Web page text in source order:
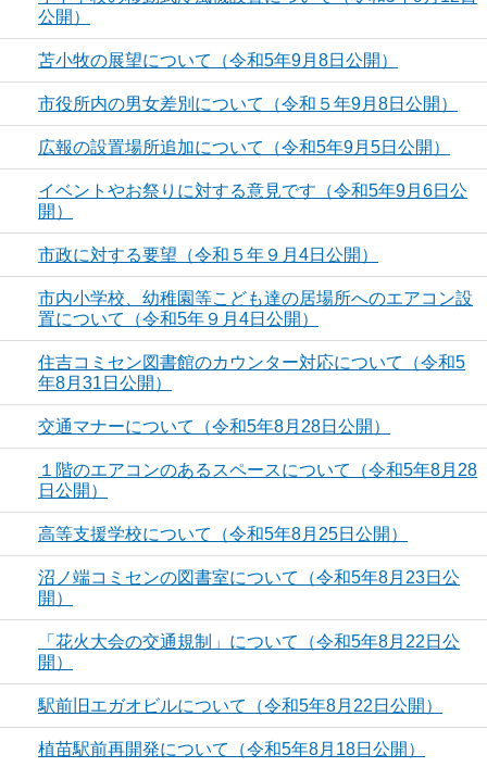
公開）
苫小牧の展望について（令和5年9月8日公開）
市役所内の男女差別について（令和５年9月8日公開）
広報の設置場所追加について（令和5年9月5日公開）
イベントやお祭りに対する意見です（令和5年9月6日公
開）
市政に対する要望（令和５年９月4日公開）
市内小学校、幼稚園等こども達の居場所へのエアコン設
置について（令和5年９月4日公開）
住吉コミセン図書館のカウンター対応について（令和5
年8月31日公開）
交通マナーについて（令和5年8月28日公開）
１階のエアコンのあるスペースについて（令和5年8月28
日公開）
高等支援学校について（令和5年8月25日公開）
沼ノ端コミセンの図書室について（令和5年8月23日公
開）
「花火大会の交通規制」について（令和5年8月22日公
開）
駅前旧エガオビルについて（令和5年8月22日公開）
植苗駅前再開発について（令和5年8月18日公開）